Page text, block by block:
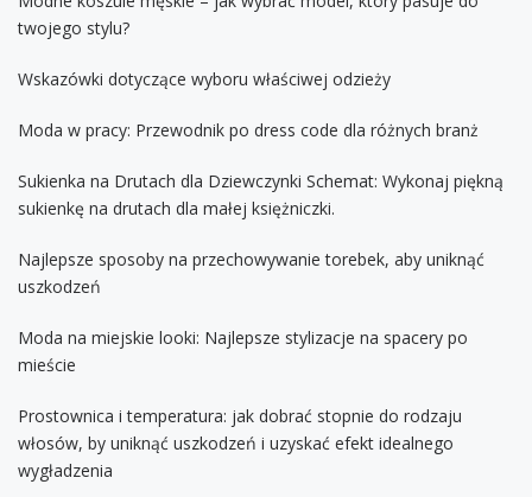
twojego stylu?
Wskazówki dotyczące wyboru właściwej odzieży
Moda w pracy: Przewodnik po dress code dla różnych branż
Sukienka na Drutach dla Dziewczynki Schemat: Wykonaj piękną
sukienkę na drutach dla małej księżniczki.
Najlepsze sposoby na przechowywanie torebek, aby uniknąć
uszkodzeń
Moda na miejskie looki: Najlepsze stylizacje na spacery po
mieście
Prostownica i temperatura: jak dobrać stopnie do rodzaju
włosów, by uniknąć uszkodzeń i uzyskać efekt idealnego
wygładzenia